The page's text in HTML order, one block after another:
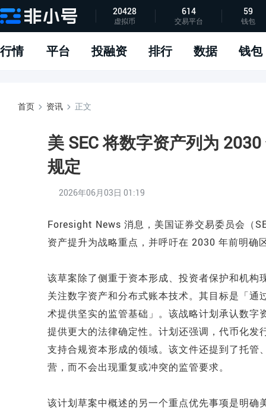
APP下载
指标说明
问题反馈
20428
虚拟币
614
交易平台
59
钱包
行情 平台 投融资 排行 数据 钱包
首页 资讯 正文
美 SEC 将数字资产列为
规定
2026年06月03日 01:19
Foresight News 消息，美国证券交易委员会（
资产提升为战略重点，并呼吁在 2030 年前明确
该草案除了侧重于资本形成、投资者保护和机
关注数字资产和分布式账本技术。其目标是「
术提供坚实的监管基础」。该战略计划承认数
提供更大的法律确定性。计划还强调，代币化发
支持合规资本形成的领域。该文件还提到了托
营，而不会出现重复或冲突的监管要求。
该计划草案中概述的另一个重点优先事项是明确